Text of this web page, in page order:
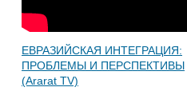
ЕВРАЗИЙСКАЯ ИНТЕГРАЦИЯ:
ПРОБЛЕМЫ И ПЕРСПЕКТИВЫ
(Ararat TV)